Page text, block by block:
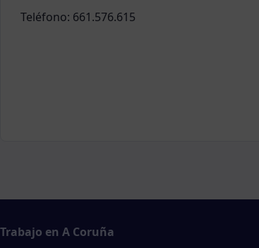
Teléfono: 661.576.615
Trabajo en A Coruña